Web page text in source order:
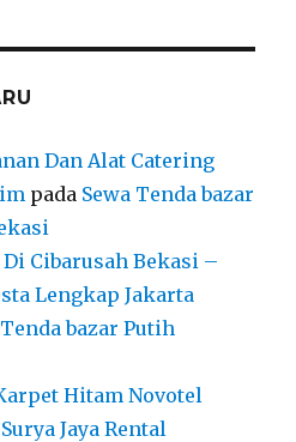
Dan Alat Catering
pada Sewa Tenda bazar
Di Cibarusah Bekasi –
Lengkap Jakarta
bazar Putih
Hitam Novotel
Jaya Rental